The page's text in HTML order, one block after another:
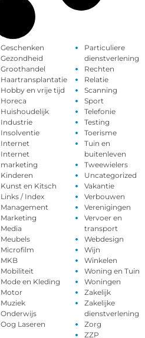
Geschenken
Gezondheid
Groothandel
Haartransplantatie
Hobby en vrije tijd
Horeca
Huishoudelijk
Industrie
Insolventie
Internet
Internet
marketing
Kinderen
Kunst en Kitsch
Links / Index
Management
Marketing
Media
Meubels
Microfilm
MKB
Mobiliteit
Mode en Kleding
Motor
Muziek
Onderwijs
Oog Laseren
Particuliere
dienstverlening
Rechten
Relatie
Scanning
Sport
Telefonie
Testing
Toerisme
Tuin en
buitenleven
Tweewielers
Uncategorized
Vakantie
Verbouwen
Verenigingen
Vervoer en
transport
Webdesign
Wijn
Winkelen
Woning en Tuin
Woningen
Zakelijk
Zakelijke
dienstverlening
Zorg
ZZP